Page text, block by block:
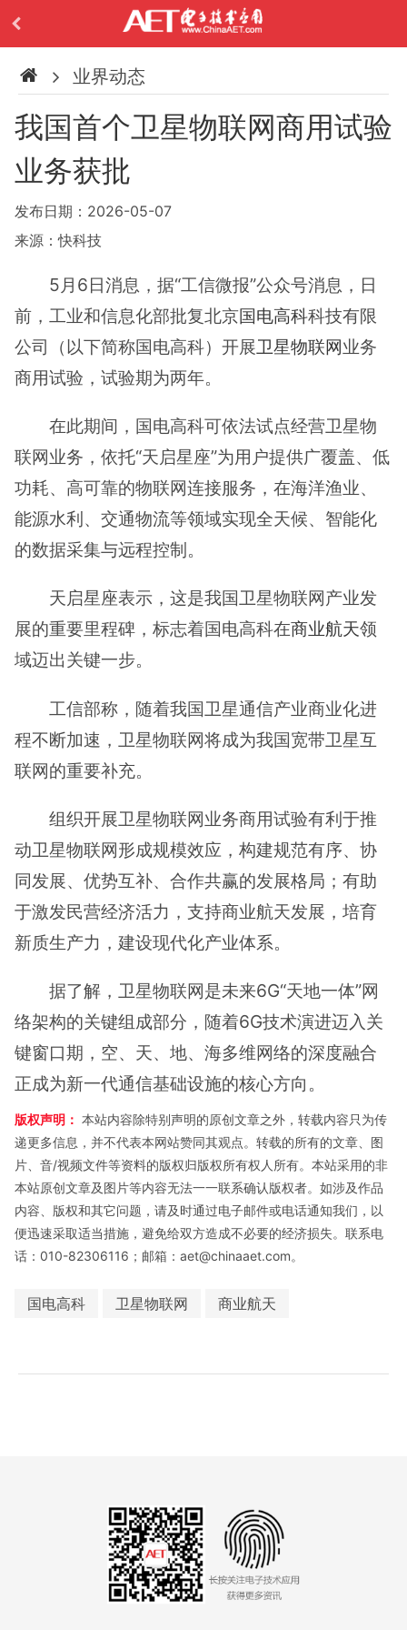
业界动态
我国首个卫星物联网商用试验
业务获批
发布日期：2026-05-07
来源：快科技
5月6日消息，据“工信微报”公众号消息，日
前，工业和信息化部批复北京国电高科科技有限
公司（以下简称国电高科）开展卫星物联网业务
商用试验，试验期为两年。
在此期间，国电高科可依法试点经营卫星物
联网业务，依托“天启星座”为用户提供广覆盖、低
功耗、高可靠的物联网连接服务，在海洋渔业、
能源水利、交通物流等领域实现全天候、智能化
的数据采集与远程控制。
天启星座表示，这是我国卫星物联网产业发
展的重要里程碑，标志着国电高科在商业航天领
域迈出关键一步。
工信部称，随着我国卫星通信产业商业化进
程不断加速，卫星物联网将成为我国宽带卫星互
联网的重要补充。
组织开展卫星物联网业务商用试验有利于推
动卫星物联网形成规模效应，构建规范有序、协
同发展、优势互补、合作共赢的发展格局；有助
于激发民营经济活力，支持商业航天发展，培育
新质生产力，建设现代化产业体系。
据了解，卫星物联网是未来6G“天地一体”网
络架构的关键组成部分，随着6G技术演进迈入关
键窗口期，空、天、地、海多维网络的深度融合
正成为新一代通信基础设施的核心方向。
版权声明： 本站内容除特别声明的原创文章之外，转载内容只为传
递更多信息，并不代表本网站赞同其观点。转载的所有的文章、图
片、音/视频文件等资料的版权归版权所有权人所有。本站采用的非
本站原创文章及图片等内容无法一一联系确认版权者。如涉及作品
内容、版权和其它问题，请及时通过电子邮件或电话通知我们，以
便迅速采取适当措施，避免给双方造成不必要的经济损失。联系电
话：010-82306116；邮箱：aet@chinaaet.com。
国电高科 卫星物联网 商业航天